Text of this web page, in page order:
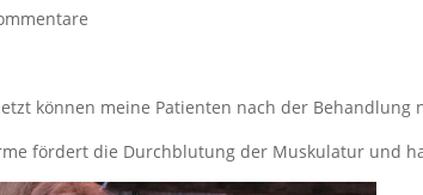
können meine Patienten nach der
fördert die Durchblutung der Muskulatur und